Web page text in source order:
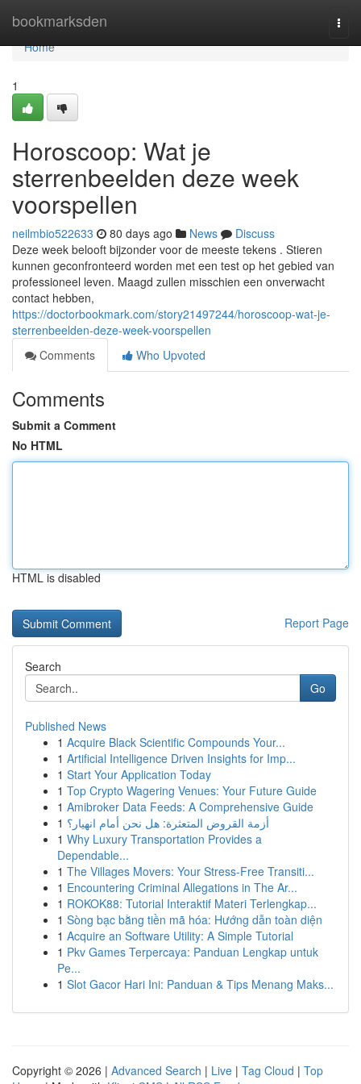
bookmarksden
Home
Home
1
Horoscoop: Wat je
sterrenbeelden deze week
voorspellen
neilmbio522633 80 days ago News
Discuss
Deze week belooft bijzonder voor de meeste tekens . Stieren
kunnen geconfronteerd worden met een test op het gebied van
professioneel leven. Maagd zullen misschien een onverwacht
contact hebben,
https://doctorbookmark.com/story21497244/horoscoop-wat-je-
sterrenbeelden-deze-week-voorspellen
Comments
Who Upvoted
Comments
Submit a Comment
No HTML
HTML is disabled
Report Page
Search
Go
Published News
1 Acquire Black Scientific Compounds Your...
1 Artificial Intelligence Driven Insights for Imp...
1 Start Your Application Today
1 Top Crypto Wagering Venues: Your Future Guide
1 Amibroker Data Feeds: A Comprehensive Guide
1 أزمة القروض المتعثرة: هل نحن أمام انهيار؟
1 Why Luxury Transportation Provides a
Dependable...
1 The Villages Movers: Your Stress-Free Transiti...
1 Encountering Criminal Allegations in The Ar...
1 ROKOK88: Tutorial Interaktif Materi Terlengkap...
1 Sòng bạc bằng tiền mã hóa: Hướng dẫn toàn diện
1 Acquire an Software Utility: A Simple Tutorial
1 Pkv Games Terpercaya: Panduan Lengkap untuk
Pe...
1 Slot Gacor Hari Ini: Panduan & Tips Menang Maks...
Copyright © 2026 | Advanced Search | Live | Tag Cloud | Top